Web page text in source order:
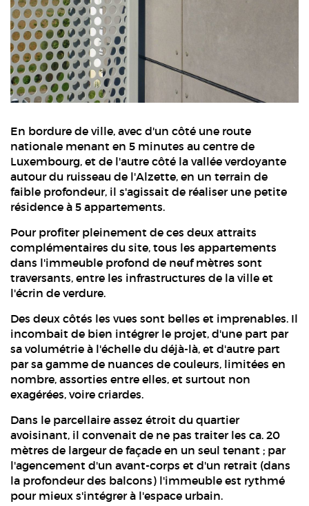
En bordure de ville, avec d'un côté une route
nationale menant en 5 minutes au centre de
Luxembourg, et de l'autre côté la vallée verdoyante
autour du ruisseau de l'Alzette, en un terrain de
faible profondeur, il s'agissait de réaliser une petite
résidence à 5 appartements.
Pour profiter pleinement de ces deux attraits
complémentaires du site, tous les appartements
dans l'immeuble profond de neuf mètres sont
traversants, entre les infrastructures de la ville et
l'écrin de verdure.
Des deux côtés les vues sont belles et imprenables. Il
incombait de bien intégrer le projet, d'une part par
sa volumétrie à l'échelle du déjà-là, et d'autre part
par sa gamme de nuances de couleurs, limitées en
nombre, assorties entre elles, et surtout non
exagérées, voire criardes.
Dans le parcellaire assez étroit du quartier
avoisinant, il convenait de ne pas traiter les ca. 20
mètres de largeur de façade en un seul tenant ; par
l'agencement d'un avant-corps et d'un retrait (dans
la profondeur des balcons) l'immeuble est rythmé
pour mieux s'intégrer à l'espace urbain.